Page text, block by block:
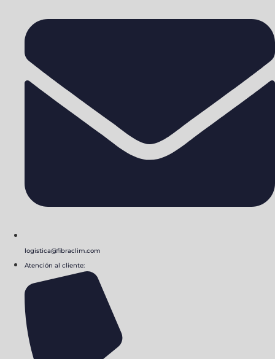
logistica@fibraclim.com
Atención al cliente: